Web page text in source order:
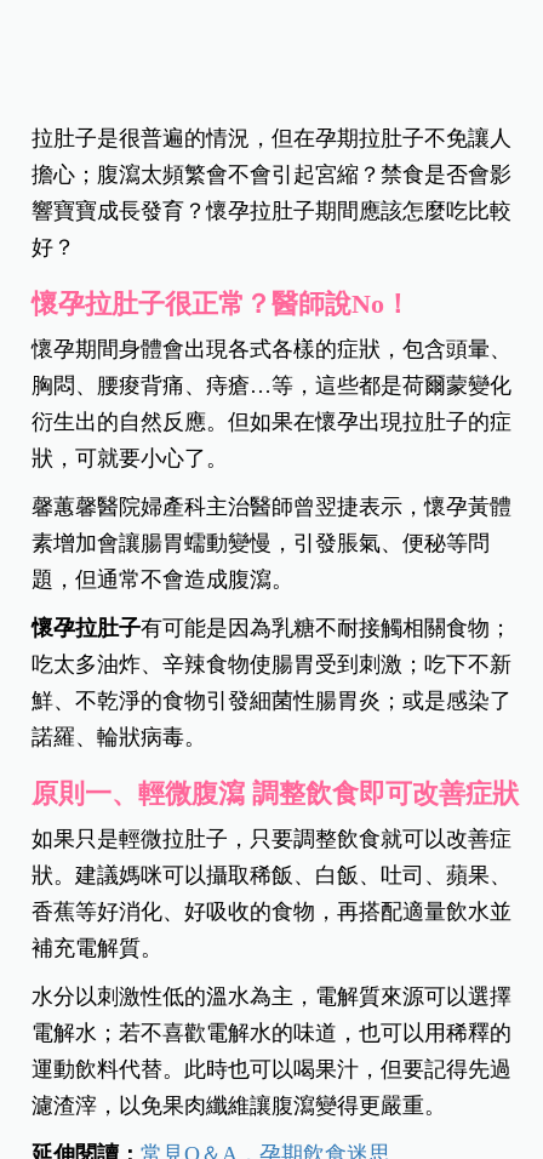
拉肚子是很普遍的情況，但在孕期拉肚子不免讓人
擔心；腹瀉太頻繁會不會引起宮縮？禁食是否會影
響寶寶成長發育？懷孕拉肚子期間應該怎麼吃比較
好？
懷孕拉肚子很正常？醫師說No ！
懷孕期間身體會出現各式各樣的症狀，包含頭暈、
胸悶、腰痠背痛、痔瘡…等，這些都是荷爾蒙變化
衍生出的自然反應。但如果在懷孕出現拉肚子的症
狀，可就要小心了。
馨蕙馨醫院婦產科主治醫師曾翌捷表示，懷孕黃體
素增加會讓腸胃蠕動變慢，引發脹氣、便秘等問
題，但通常不會造成腹瀉。
懷孕拉肚子有可能是因為乳糖不耐接觸相關食物；
吃太多油炸、辛辣食物使腸胃受到刺激；吃下不新
鮮、不乾淨的食物引發細菌性腸胃炎；或是感染了
諾羅、輪狀病毒。
原則一、輕微腹瀉 調整飲食即可改善症狀
如果只是輕微拉肚子，只要調整飲食就可以改善症
狀。建議媽咪可以攝取稀飯、白飯、吐司、蘋果、
香蕉等好消化、好吸收的食物，再搭配適量飲水並
補充電解質。
水分以刺激性低的溫水為主，電解質來源可以選擇
電解水；若不喜歡電解水的味道，也可以用稀釋的
運動飲料代替。此時也可以喝果汁，但要記得先過
濾渣滓，以免果肉纖維讓腹瀉變得更嚴重。
延伸閱讀：常見Q＆A，孕期飲食迷思